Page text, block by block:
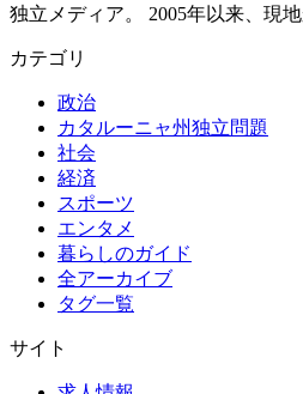
独立メディア。 2005年以来、現地
カテゴリ
政治
カタルーニャ州独立問題
社会
経済
スポーツ
エンタメ
暮らしのガイド
全アーカイブ
タグ一覧
サイト